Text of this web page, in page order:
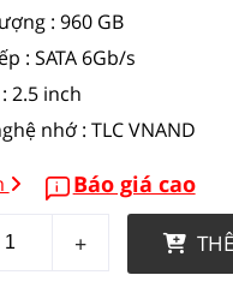
: 960 GB
: SATA 6Gb/s
2.5 inch
nhớ : TLC VNAND
Báo giá cao
+